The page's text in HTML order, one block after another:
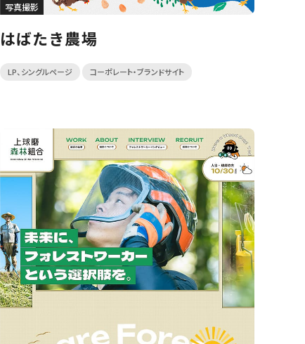
写真撮影
はばたき農場
LP、シングルページ コーポレート・ブランドサイト